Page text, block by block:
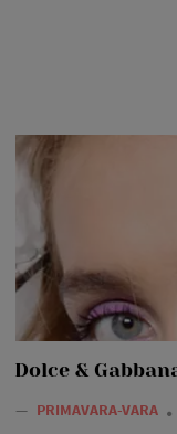
Dolce &
— PRIMAVARA-VARA